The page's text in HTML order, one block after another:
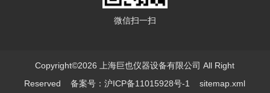
微信扫一扫
Copyright©2026 上海巨也仪器设备有限公司 All Right
Reserved备案号：沪ICP备11015928号-1 sitemap.xml